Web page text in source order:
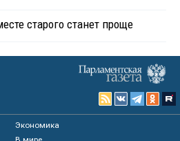
старого станет проще
Экономика